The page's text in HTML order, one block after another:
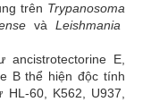
trên Trypanosoma
và Leishmania
ancistrotectorine E,
B thể hiện độc tính
60, K562, U937,